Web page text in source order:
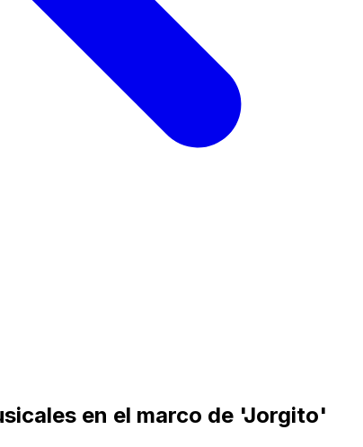
en el marco de 'Jorgito'